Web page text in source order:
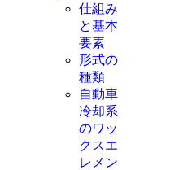
仕組み
と基本
要素
形式の
種類
自動車
冷却系
のワッ
クスエ
レメン